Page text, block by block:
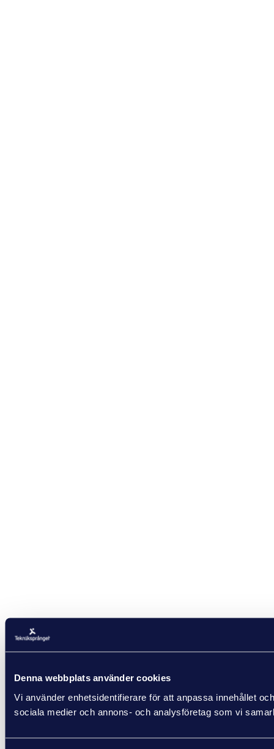
Denna webbplats använder cookies
Vi använder enhetsidentifierare för att anpassa innehållet
sociala medier och annons- och analysföretag som vi